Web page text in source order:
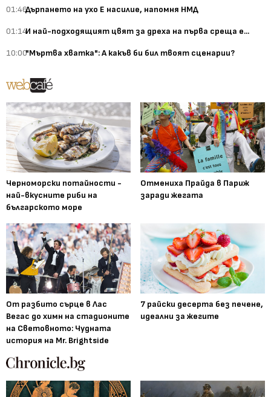
01:46Дърпането на ухо Е насилие, напомня НМД
01:14И най-подходящият цвят за дреха на първа среща е...
10:00"Мъртва хватка": А какъв би бил твоят сценарии?
Черноморски потайности -
най-вкусните риби на
българското море
Отмениха Прайда в Париж
заради жегата
От разбито сърце в Лас
Вегас до химн на стадионите
на Световното: Чудната
история на Mr. Brightside
7 райски десерта без печене,
идеални за жегите